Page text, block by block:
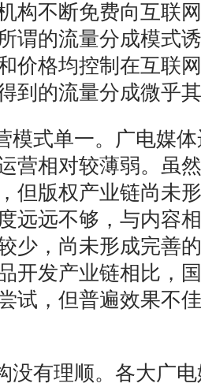
构不断免费向互联
谓的流量分成模式
价格均控制在互联
到的流量分成微乎
式单一。广电媒体
营相对较薄弱。虽
但版权产业链尚未
远远不够，与内容
少，尚未形成完善
开发产业链相比，
试，但普遍效果不
有理顺。各大广电